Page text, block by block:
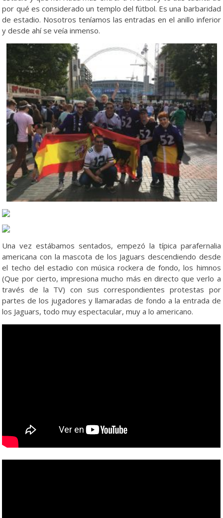
por qué es considerado un templo del fútbol. Es una barbaridad
de estadio. Nosotros teníamos las entradas en el anillo inferior
y desde ahí se veía inmenso.
Una vez estábamos sentados, empezó la típica parafernalia
americana con la mascota de los Jaguars descendiendo desde
el techo del estadio con música rockera de fondo, los himnos
(Que por cierto, impresiona mucho más en directo que verlo a
través de la TV) con sus correspondientes protestas por
partes de los jugadores y llamaradas de fondo a la entrada de
los Jaguars, todo muy espectacular, muy a lo americano.